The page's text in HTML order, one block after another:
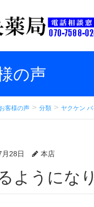
の声
お客様の声 分類 ヤクケン
28日 本店
るように